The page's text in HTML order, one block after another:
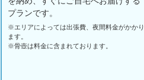
プランです。
※エリアに よっては出張費、夜間料金がかかり
ます。
※骨壺は料金に含まれております。